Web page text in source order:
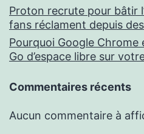
Proton recrute pour bâtir
fans réclament depuis
Pourquoi Google
Go d’espace libre sur
Commentaires récents
Aucun commentaire à